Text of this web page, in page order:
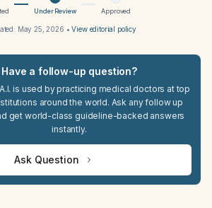
Under Review Approved
May 25, 2026 •View editorial policy
Have a follow-up question?
is used by practicing medical doctors at top
around the world. Ask any follow up
get world-class guideline-backed answers
instantly.
Ask Question